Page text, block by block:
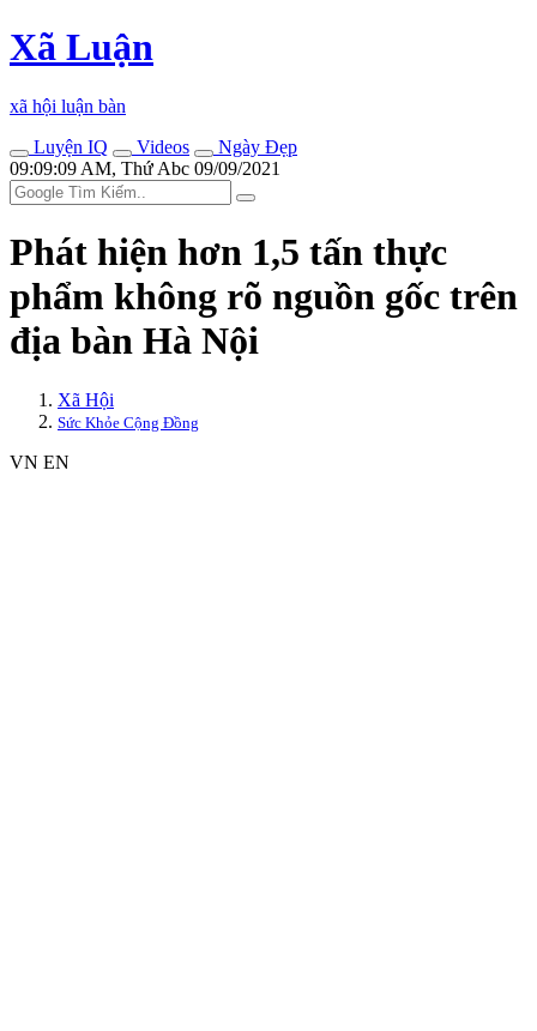
Xã Luận
xã hội luận bàn
Luyện IQ
Videos
Ngày Đẹp
09:09:09 AM, Thứ Abc 09/09/2021
Phát hiện hơn 1,5 tấn thực
phẩm không rõ nguồn gốc trên
địa bàn Hà Nội
Xã Hội
Sức Khỏe Cộng Đồng
VN EN